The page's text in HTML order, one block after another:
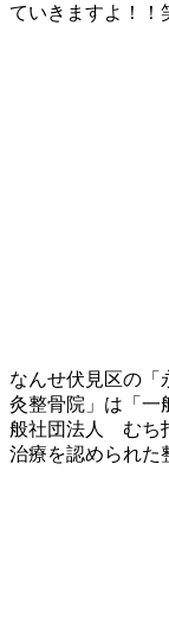
ていきますよ！！
なんせ伏見区の「
灸整骨院」は「
般社団法人 むち
治療を認められた